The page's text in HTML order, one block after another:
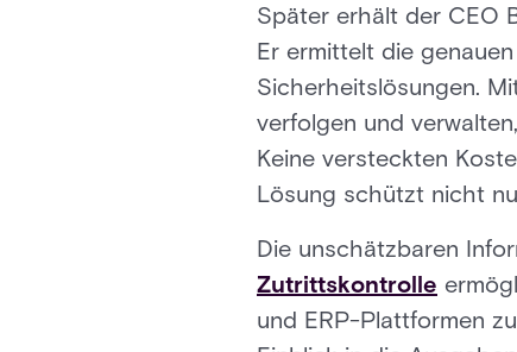
Später erhält der CEO
Er ermittelt die
Sicherheitslösungen.
verfolgen und
Keine versteckten
Lösung schützt nicht
Die unschätzbaren
Zutrittskontrolle
und ERP-Plattformen